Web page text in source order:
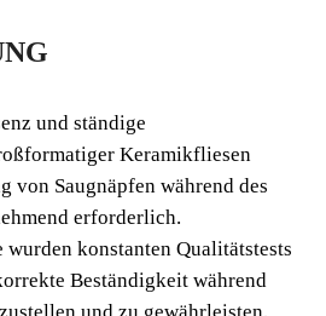
FÜR
und ständige
Keramikfliesen macht
während des
erforderlich.
und ständige
Keramikfliesen
von Saugnäpfen während des
erforderlich.
konstanten Qualitätstests
Beständigkeit während